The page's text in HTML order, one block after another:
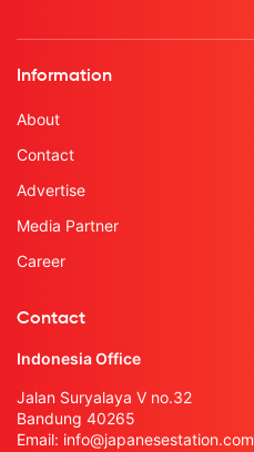
Information
About
Contact
Advertise
Media Partner
Career
Contact
Indonesia Office
Jalan Suryalaya V no.32
Bandung 40265
Email: info@japanesestation.com